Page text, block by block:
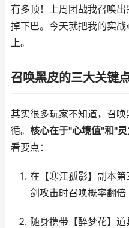
有多顶！上周团战我召唤
掉下巴。今天就把我的实
上。
召唤黑皮的三大关键
其实很多玩家不知道，召
循。 核心在于"心境值"和"
看要点：
在【寒江孤影】副本
剑攻击时召唤概率翻倍
随身携带【醉梦花】